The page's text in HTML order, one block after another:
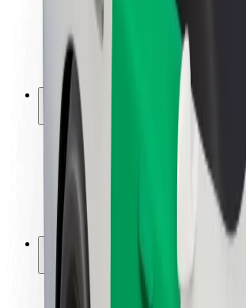
ბრენდი
მედია
ურბანული ფონდი
უსაფრთხოება
მგზავრების უსაფრთხოება
მძღოლების უსაფრთხოება
სკუტერის უსაფრთხოება
უსაფრთხოება
ქალაქები
ლოკაციები